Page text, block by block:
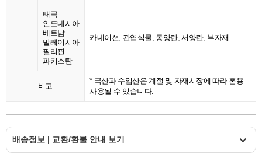
태국
인도네시아
베트남
말레이시아
필리핀
파키스탄
카네이션, 관엽식물, 동양란, 서양란, 부자재
비고
* 국산과 수입산은 계절 및 자재시장에 따라 혼용
사용될 수 있습니다.
배송정보 | 교환/환불 안내 보기